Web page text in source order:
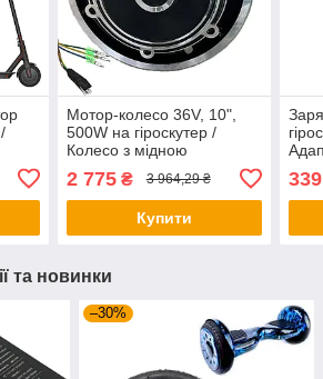
Мотор-колесо 36V, 10",
500W на гіроскутер /
Колесо з мідною
колесо для гіроборда
2 775₴ 3 964,29 ₴
Купити
для
339
та новинки
–30%